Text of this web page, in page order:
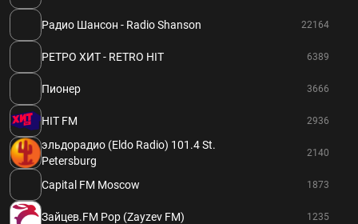
Радио Шансон - Radio Shanson 22164
РЕТРО ХИТ - RETRO HIT 6389
Пионер 3666
HIT FM 2936
эльдорадио (Eldo Radio) 101.4 St.
Petersburg
2140
Capital FM Moscow 1873
Зайцев.FM Pop (Zayzev FM) 1235